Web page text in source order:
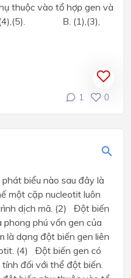
thuộc vào tổ hợp gen và
B. (1),(3),
1 0
biểu nào sau đây là
một cặp nucleotit luôn
dịch mã. (2) Đột biến
phong phú vốn gen của
dạng đột biến gen liên
(4) Đột biến gen có
đối với thể đột biến.